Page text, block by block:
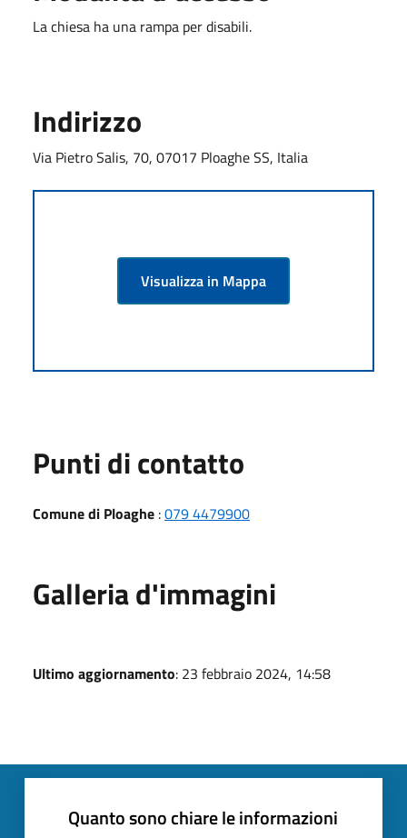
La chiesa ha una rampa per disabili.
Indirizzo
Via Pietro Salis, 70, 07017 Ploaghe SS, Italia
Visualizza in Mappa
Punti di contatto
Comune di Ploaghe :079 4479900
Galleria d'immagini
Ultimo aggiornamento: 23 febbraio 2024, 14:58
Quanto sono chiare le informazioni